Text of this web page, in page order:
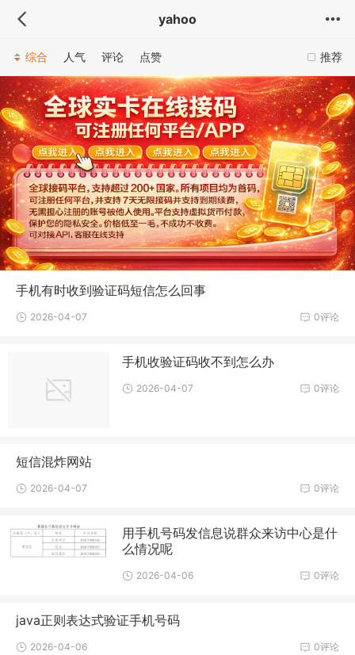
yahoo
推荐
综合 人气 评论 点赞
手机有时收到验证码短信怎么回事
0评论
2026-04-07
手机收验证码收不到怎么办
0评论
2026-04-07
短信混炸网站
0评论
2026-04-07
用手机号码发信息说群众来访中心是什
么情况呢
0评论
2026-04-06
java正则表达式验证手机号码
0评论
2026-04-06